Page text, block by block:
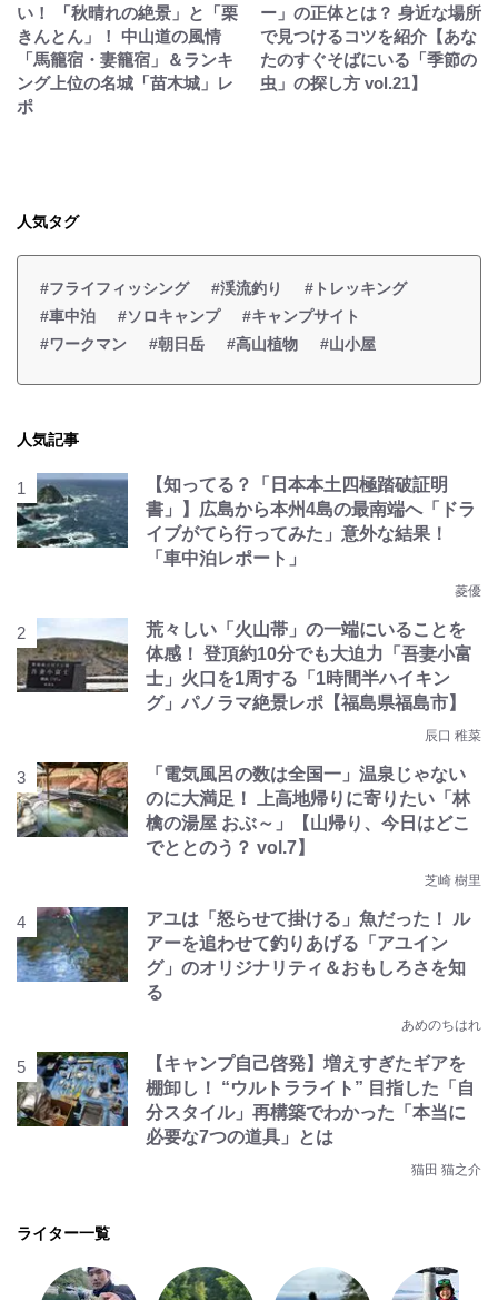
い！ 「秋晴れの絶景」と「栗
きんとん」！ 中山道の風情
「馬籠宿・妻籠宿」＆ランキ
ング上位の名城「苗木城」レ
ポ
ー」の正体とは？ 身近な場所
で見つけるコツを紹介【あな
たのすぐそばにいる「季節の
虫」の探し方 vol.21】
人気タグ
#フライフィッシング #渓流釣り
#トレッキング
#車中泊
#ソロキャンプ
#キャンプサイト
#ワークマン
#朝日岳 #高山植物 #山小屋
人気記事
【知ってる？「日本本土四極踏破証明
書」】広島から本州4島の最南端へ「ドラ
イブがてら行ってみた」意外な結果！
「車中泊レポート」
菱優
荒々しい「火山帯」の一端にいることを
体感！ 登頂約10分でも大迫力「吾妻小富
士」火口を1周する「1時間半ハイキン
グ」パノラマ絶景レポ【福島県福島市】
辰口 稚菜
「電気風呂の数は全国一」温泉じゃない
のに大満足！ 上高地帰りに寄りたい「林
檎の湯屋 おぶ～」【山帰り、今日はどこ
でととのう？ vol.7】
芝崎 樹里
アユは「怒らせて掛ける」魚だった！ ル
アーを追わせて釣りあげる「アユイン
グ」のオリジナリティ＆おもしろさを知
る
あめのちはれ
【キャンプ自己啓発】増えすぎたギアを
棚卸し！ “ウルトラライト” 目指した「自
分スタイル」再構築でわかった「本当に
必要な7つの道具」とは
猫田 猫之介
ライター一覧